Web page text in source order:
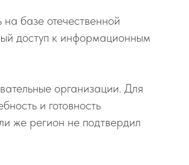
базе отечественной
доступ к информационным
организации. Для
и готовность
же регион не подтвердил